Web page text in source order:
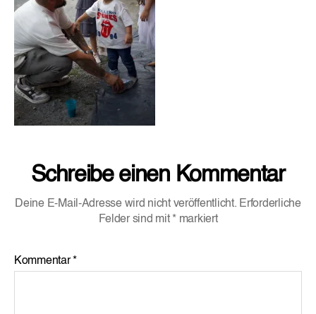
Schreibe einen Kommentar
Deine E-Mail-Adresse wird nicht veröffentlicht. Erforderliche
Felder sind mit * markiert
Kommentar*